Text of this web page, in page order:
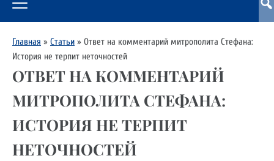
Главная » Статьи » Ответ на комментарий митрополита Стефана:
История не терпит неточностей
ОТВЕТ НА КОММЕНТАРИЙ
МИТРОПОЛИТА СТЕФАНА:
ИСТОРИЯ НЕ ТЕРПИТ
НЕТОЧНОСТЕЙ